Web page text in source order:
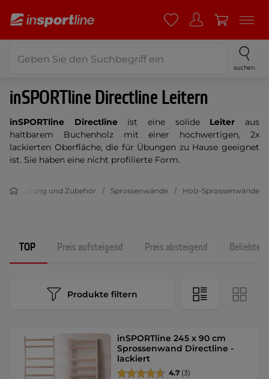
suchen
inSPORTline Directline Leitern
inSPORTline Directline ist eine solide Leiter aus
haltbarem Buchenholz mit einer hochwertigen, 2x
lackierten Oberfläche, die für Übungen zu Hause geeignet
ist. Sie haben eine nicht profilierte Form.
und Zubehör Sprossenwände Holz-Sprossenwände
TOP Preis aufsteigend Preis absteigend
Produkte filtern
inSPORTline 245 x 90 cm
Sprossenwand Directline -
lackiert
4.7 (3)